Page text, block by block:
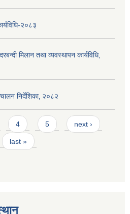
२०८३
मिलान तथा व्यवस्थापन कार्यविधि,
निर्देशिका‚ २०८२
4 5 next ›
last »